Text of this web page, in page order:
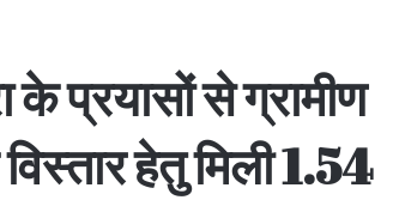
के प्रयासों से ग्रामीण
हेतु मिली 1.54